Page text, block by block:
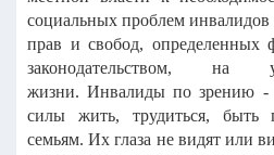
социальных проблем
прав и свобод,
законодательством, на
жизни.Инвалиды по зрению -
силы жить, трудиться, быть
семьям. Их глаза не видят или